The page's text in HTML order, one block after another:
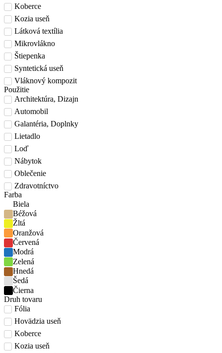
Koberce
Kozia useň
Látková textília
Mikrovlákno
Štiepenka
Syntetická useň
Vláknový kompozit
Použitie
Architektúra, Dizajn
Automobil
Galantéria, Doplnky
Lietadlo
Loď
Nábytok
Oblečenie
Zdravotníctvo
Farba
Biela
Béžová
Žltá
Oranžová
Červená
Modrá
Zelená
Hnedá
Šedá
Čierna
Druh tovaru
Fólia
Hovädzia useň
Koberce
Kozia useň